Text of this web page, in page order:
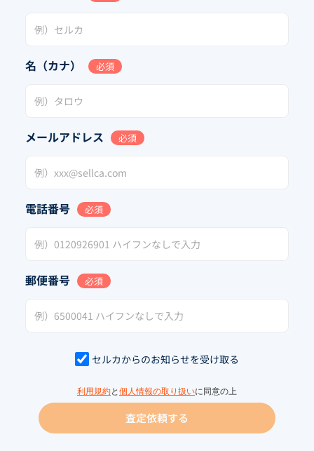
名（カナ） 必須
メールアドレス 必須
電話番号 必須
郵便番号 必須
セルカからのお知らせを受け取る
利用規約と 個人情報の取り扱いに同意の上
査定依頼する